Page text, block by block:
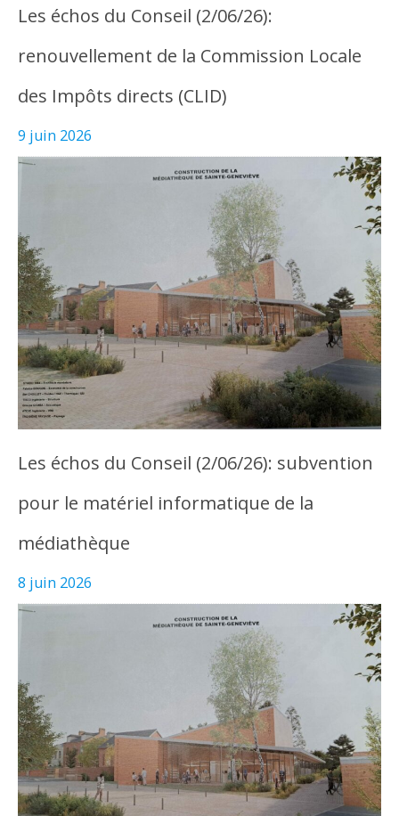
Les échos du Conseil (2/06/26):
renouvellement de la Commission Locale
des Impôts directs (CLID)
9 juin 2026
Les échos du Conseil (2/06/26): subvention
pour le matériel informatique de la
médiathèque
8 juin 2026